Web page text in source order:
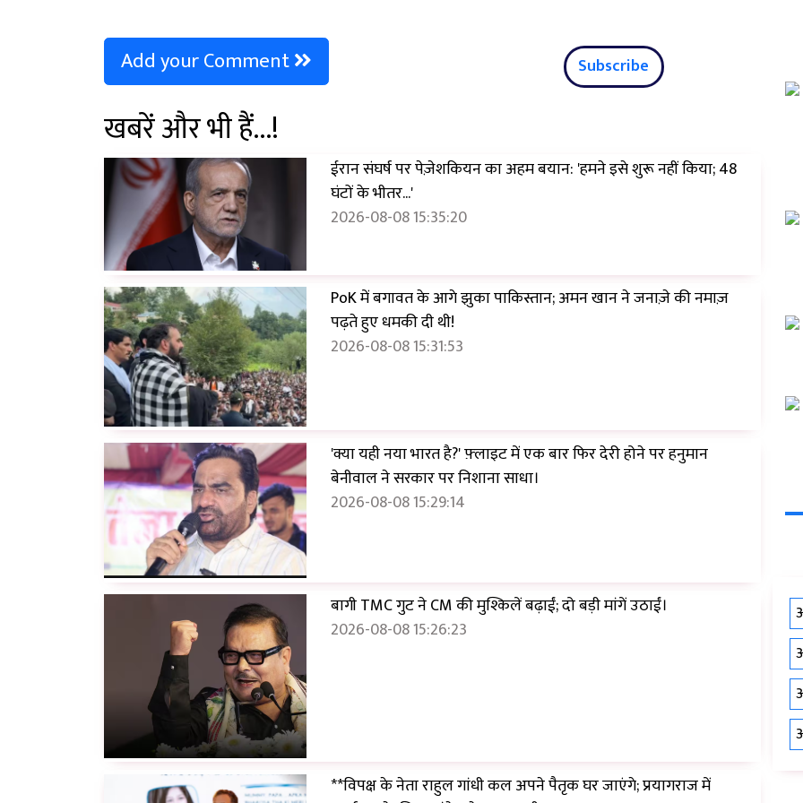
Add your Comment Subscribe
खबरें और भी हैं...!
ईरान संघर्ष पर पेज़ेशकियन का अहम बयान: 'हमने इसे शुरू नहीं किया; 48
घंटों के भीतर...'
2026-08-08 15:35:20
PoK में बगावत के आगे झुका पाकिस्तान; अमन खान ने जनाज़े की नमाज़
पढ़ते हुए धमकी दी थी!
2026-08-08 15:31:53
'क्या यही नया भारत है?' फ़्लाइट में एक बार फिर देरी होने पर हनुमान
बेनीवाल ने सरकार पर निशाना साधा।
2026-08-08 15:29:14
बागी TMC गुट ने CM की मुश्किलें बढ़ाईं; दो बड़ी मांगें उठाईं।
2026-08-08 15:26:23
**विपक्ष के नेता राहुल गांधी कल अपने पैतृक घर जाएंगे; प्रयागराज में